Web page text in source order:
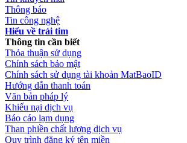
Thông báo
Tin công nghệ
Hiểu về trái tim
Thông tin cần biết
Thỏa thuận sử dụng
Chính sách bảo mật
Chính sách sử dụng tài khoản MatBaoID
Hướng dẫn thanh toán
Văn bản pháp lý
Khiếu nại dịch vụ
Báo cáo lạm dụng
Than phiền chất lượng dịch vụ
Quy trình đăng ký tên miền